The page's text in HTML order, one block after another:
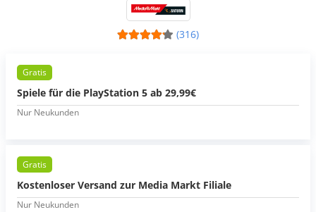
(316)
Gratis
Spiele für die PlayStation 5 ab 29,99€
Nur Neukunden
Gratis
Kostenloser Versand zur Media Markt Filiale
Nur Neukunden